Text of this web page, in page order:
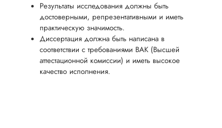
Результаты исследования должны быть
достоверными, репрезентативными и иметь
практическую значимость.
Диссертация должна быть написана в
соответствии с требованиями ВАК (Высшей
аттестационной комиссии) и иметь высокое
качество исполнения.